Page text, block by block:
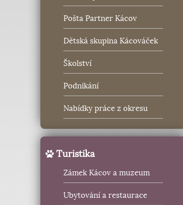
Pošta Partner Kácov
Dětská skupina Kácováček
Školství
Podnikání
Nabídky práce z okresu
Turistika
Zámek Kácov a muzeum
Ubytování a restaurace